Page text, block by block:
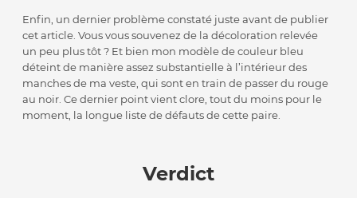
Enfin, un dernier problème constaté juste avant de publier
cet article. Vous vous souvenez de la décoloration relevée
un peu plus tôt ? Et bien mon modèle de couleur bleu
déteint de manière assez substantielle à l’intérieur des
manches de ma veste, qui sont en train de passer du rouge
au noir. Ce dernier point vient clore, tout du moins pour le
moment, la longue liste de défauts de cette paire.
Verdict